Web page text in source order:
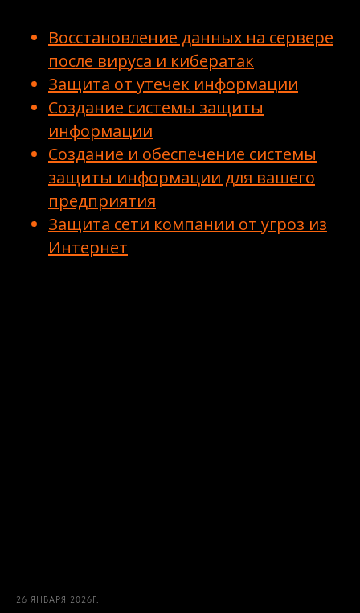
Восстановление данных на сервере
после вируса и кибератак
Защита от утечек информации
Создание системы защиты
информации
Создание и обеспечение системы
защиты информации для вашего
предприятия
Защита сети компании от угроз из
Интернет
26 ЯНВАРЯ 2026Г.